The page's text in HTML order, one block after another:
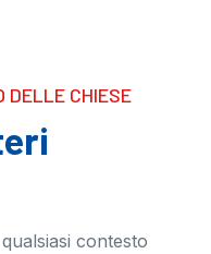
DELLE CHIESE
contesto